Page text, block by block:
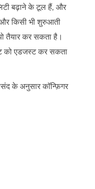
बढ़ाने के टूल हैं, और
किसी भी शुरुआती
तैयार कर सकता है।
को एडजस्ट कर सकता
के अनुसार कॉन्फ़िगर